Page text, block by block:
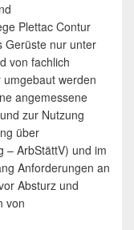
Plettac Contur
Gerüste nur unter
von fachlich
werden
angemessene
zur Nutzung
über
– ArbStättV) und im
Anforderungen an
Absturz und
von